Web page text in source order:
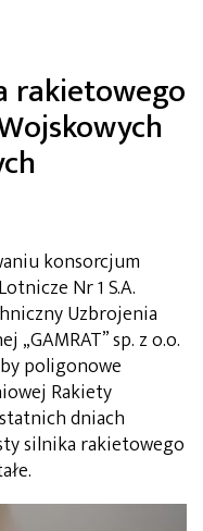
rakietowego
konsorcjum
Nr 1 S.A.
Uzbrojenia
„GAMRAT” sp. z o.o.
poligonowe
Rakiety
dniach
silnika rakietowego